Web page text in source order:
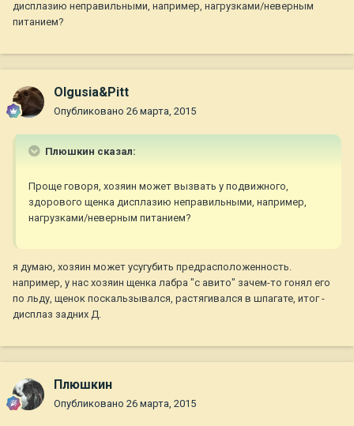
дисплазию неправильными, например, нагрузками/неверным
питанием?
Olgusia&Pitt
Опубликовано 26 марта, 2015
Плюшкин сказал:
Проще говоря, хозяин может вызвать у подвижного,
здорового щенка дисплазию неправильными, например,
нагрузками/неверным питанием?
я думаю, хозяин может усугубить предрасположенность.
например, у нас хозяин щенка лабра "с авито" зачем-то гонял его
по льду, щенок поскальзывался, растягивался в шпагате, итог -
дисплаз задних Д.
Плюшкин
Опубликовано 26 марта, 2015